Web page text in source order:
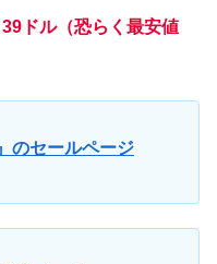
ドル（恐らく最安値
のセールページ